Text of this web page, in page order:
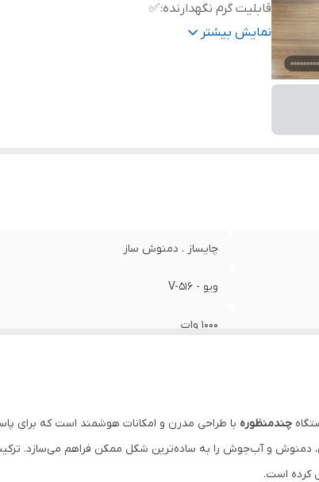
قابلیت گرم نگهدارنده:
✅️
قابلیت افزودن آب
نمایش بیشتر
چایساز . دمنوش ساز
ویو - V-516
۱۰۰۰ وات
چندمنظوره با طراحی مدرن و امکانات هوشمند است که برای
دمنوش و آب‌جوش را به ساده‌ترین شکل ممکن فراهم می‌سازد.
کرده است.